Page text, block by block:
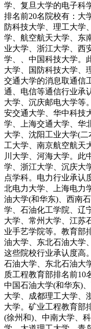
学、复旦大学的电子科
排名前20名院校有：大
防科技大学、理工大学
学、航空航天大学、东
业大学、浙江大学、西
学、、中国科技大学。
大学、国防科技大学、
交通大学的消息取通信
通、电信等通信行业承
大学、沉庆邮电大学等
安交通大学、华中科技
学、上海交通大学、华
大学、沈阳工业大学(
工大学、南京航空航天
川大学、河海大学。此
学、浙江大学、沉庆大
点学科。电力行业承认
北电力大学、上海电力
油大学(和华东)、西南
学、石油化工学院、辽
大学、常州大学、江苏
业手艺学院等。教育部
油大学、东北石油大学
这些院校行业承认度高
石油大学、东北石油大
质工程教育部排名前10
中国石油大学(和华东)
大学、成都理工大学、
大学。矿业工程教育部
(徐州和)、中南大学、